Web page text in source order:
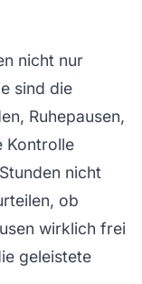
nicht nur
sind die
Ruhepausen,
Kontrolle
nicht
ob
wirklich frei
geleistete